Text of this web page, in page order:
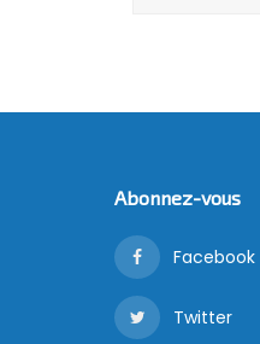
Abonnez-vous
Facebook
Twitter